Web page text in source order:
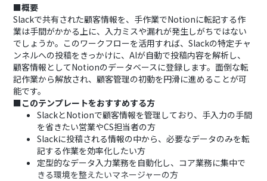
■概要
Slackで共有された顧客情報を、手作業でNotionに転記する作
業は手間がかかる上に、入力ミスや漏れが発生しがちではない
でしょうか。このワークフローを活用すれば、Slackの特定チャ
ンネルへの投稿をきっかけに、AIが自動で投稿内容を解析し、
顧客情報としてNotionのデータベースに登録します。面倒な転
記作業から解放され、顧客管理の初動を円滑に進めることが可
能です。
■このテンプレートをおすすめする方
SlackとNotionで顧客情報を管理しており、手入力の手間
を省きたい営業やCS担当者の方
Slackに投稿される情報の中から、必要なデータのみを転
記する作業を効率化したい方
定型的なデータ入力業務を自動化し、コア業務に集中で
きる環境を整えたいマネージャーの方